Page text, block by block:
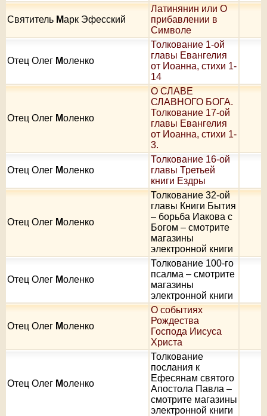
Святитель Марк Эфесский
Латинянин или О
прибавлении в
Символе
Отец Олег Моленко
Толкование 1-ой
главы Евангелия
от Иоанна, стихи 1-
14
Отец Олег Моленко
О СЛАВЕ
СЛАВНОГО БОГА.
Толкование 17-ой
главы Евангелия
от Иоанна, стихи 1-
3.
Отец Олег Моленко
Толкование 16-ой
главы Третьей
книги Ездры
Отец Олег Моленко
Толкование 32-ой
главы Книги Бытия
– борьба Иакова с
Богом – смотрите
магазины
электронной книги
Отец Олег Моленко
Толкование 100-го
псалма – смотрите
магазины
электронной книги
Отец Олег Моленко
О событиях
Рождества
Господа Иисуса
Христа
Отец Олег Моленко
Толкование
послания к
Ефесянам святого
Апостола Павла –
смотрите магазины
электронной книги